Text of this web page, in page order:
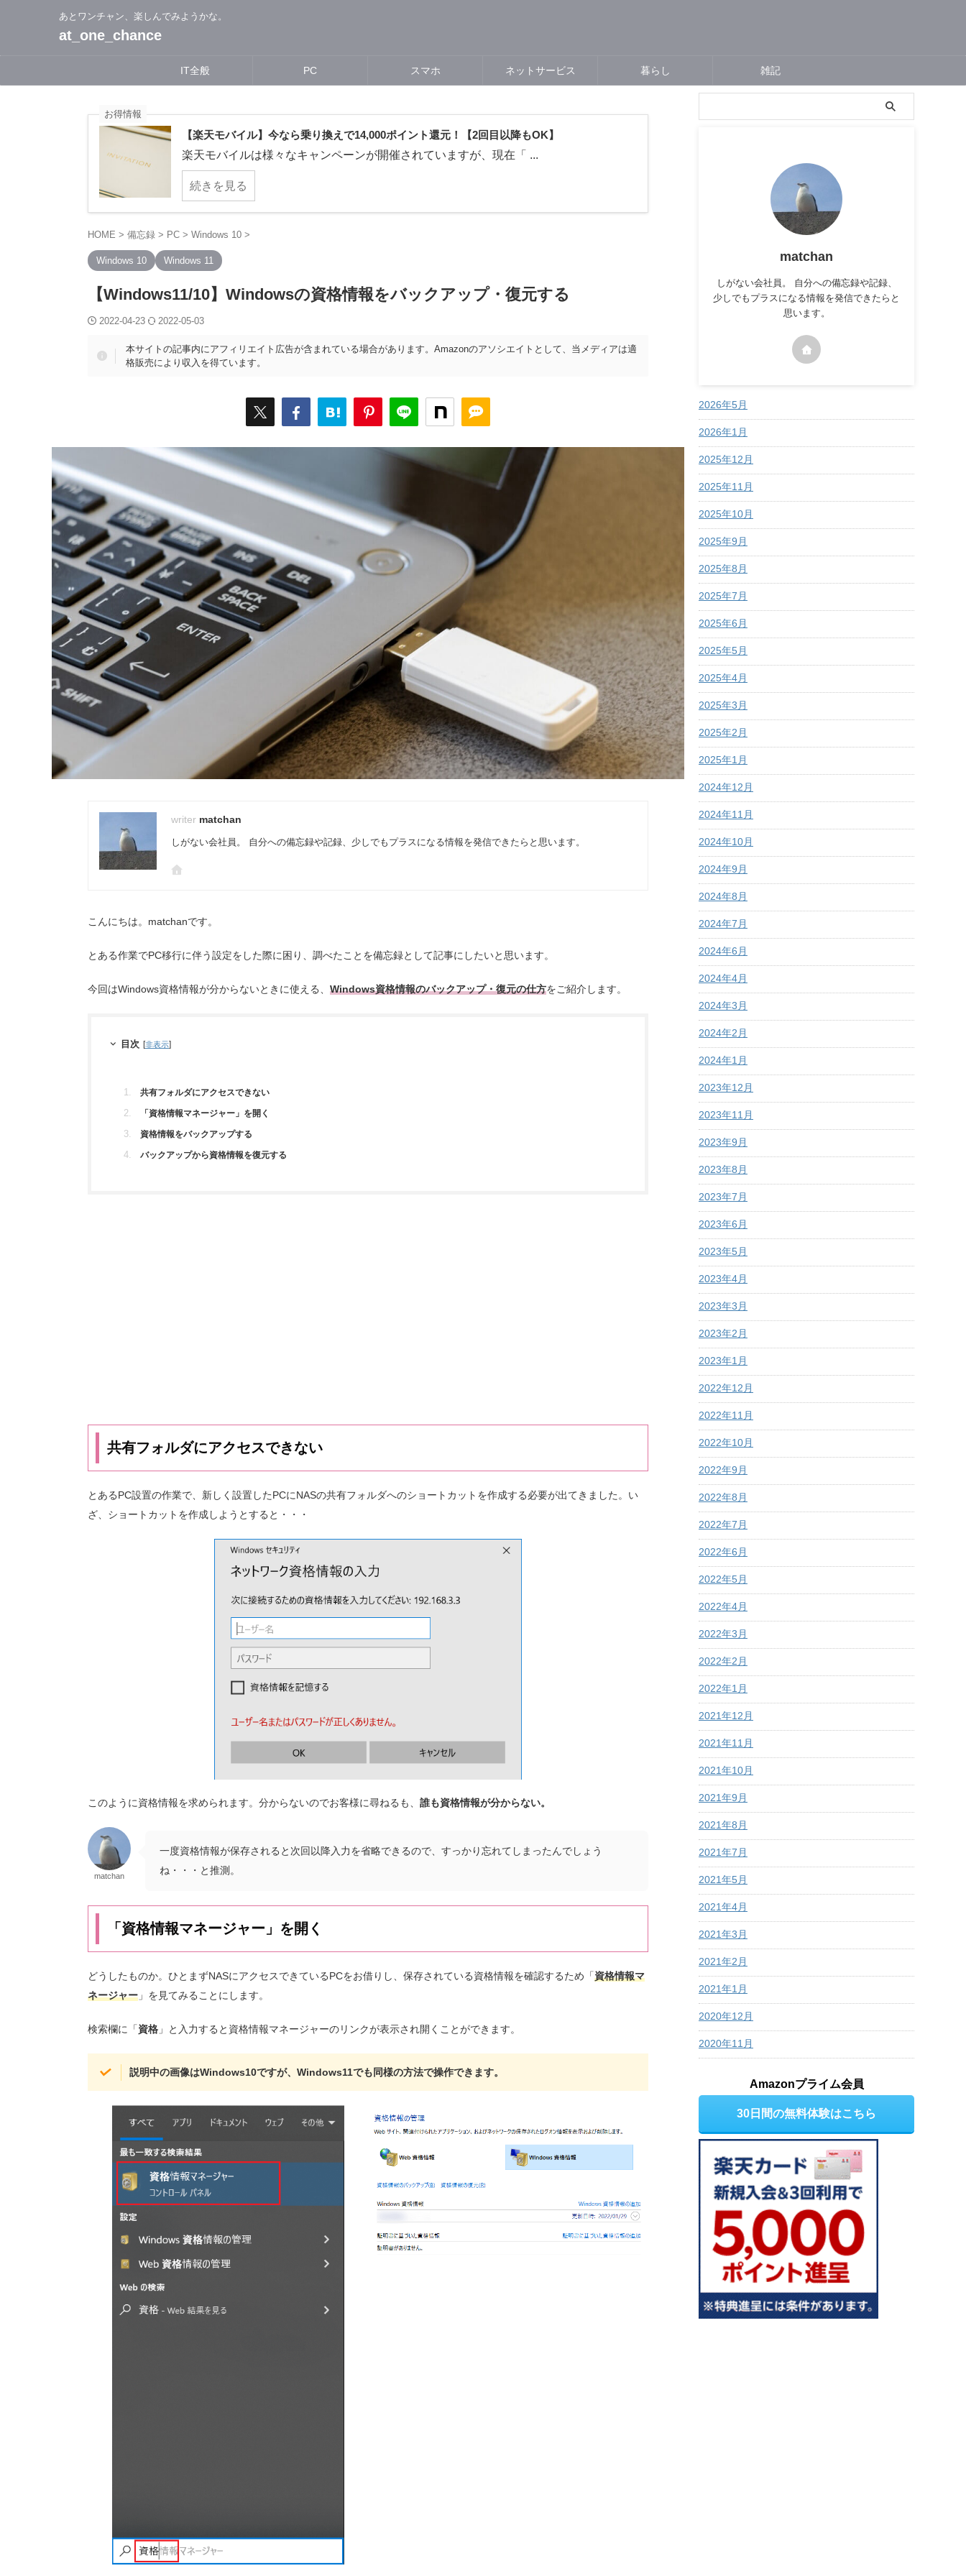
あとワンチャン、楽しんでみようかな。
at_one_chance
IT全般 PC スマホ ネットサービス 暮らし 雑記
お得情報
【楽天モバイル】今なら乗り換えで14,000ポイント還元！【2回目以降もOK】
楽天モバイルは様々なキャンペーンが開催されていますが、現在「 ...
続きを見る
HOME > 備忘録 > PC > Windows 10 >
Windows 10 Windows 11
【Windows11/10】Windowsの資格情報をバックアップ・復元する
2022-04-23 2022-05-03
本サイトの記事内にアフィリエイト広告が含まれている場合があります。Amazonのアソシエイトとして、当メディアは適
格販売により収入を得ています。
matchan
しがない会社員。 自分への備忘録や記録、少しでもプラスになる情報を発信できたらと思います。
こんにちは。matchanです。
とある作業でPC移行に伴う設定をした際に困り、調べたことを備忘録として記事にしたいと思います。
今回はWindows資格情報が分からないときに使える、 Windows資格情報のバックアップ・復元の仕方をご紹介します。
目次 [非表示]
共有フォルダにアクセスできない
「資格情報マネージャー」を開く
資格情報をバックアップする
バックアップから資格情報を復元する
共有フォルダにアクセスできない
とあるPC設置の作業で、新しく設置したPCにNASの共有フォルダへのショートカットを作成する必要が出てきました。い
ざ、ショートカットを作成しようとすると・・・
このように資格情報を求められます。分からないのでお客様に尋ねるも、 誰も資格情報が分からない。
matchan
一度資格情報が保存されると次回以降入力を省略できるので、すっかり忘れてしまったんでしょう
ね・・・と推測。
「資格情報マネージャー」を開く
どうしたものか。ひとまずNASにアクセスできているPCをお借りし、保存されている資格情報を確認するため「資格情報マ
ネージャー 」を見てみることにします。
検索欄に「資格 」と入力すると資格情報マネージャーのリンクが表示され開くことができます。
説明中の画像はWindows10ですが、Windows11でも同様の方法で操作できます。
matchan
しがない会社員。 自分への備忘録や記録、
少しでもプラスになる情報を発信できたらと
思います。
2026年5月
2026年1月
2025年12月
2025年11月
2025年10月
2025年9月
2025年8月
2025年7月
2025年6月
2025年5月
2025年4月
2025年3月
2025年2月
2025年1月
2024年12月
2024年11月
2024年10月
2024年9月
2024年8月
2024年7月
2024年6月
2024年4月
2024年3月
2024年2月
2024年1月
2023年12月
2023年11月
2023年9月
2023年8月
2023年7月
2023年6月
2023年5月
2023年4月
2023年3月
2023年2月
2023年1月
2022年12月
2022年11月
2022年10月
2022年9月
2022年8月
2022年7月
2022年6月
2022年5月
2022年4月
2022年3月
2022年2月
2022年1月
2021年12月
2021年11月
2021年10月
2021年9月
2021年8月
2021年7月
2021年5月
2021年4月
2021年3月
2021年2月
2021年1月
2020年12月
2020年11月
Amazonプライム会員
30日間の無料体験はこちら